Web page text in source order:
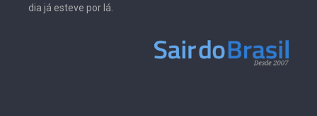
dia já esteve por lá.